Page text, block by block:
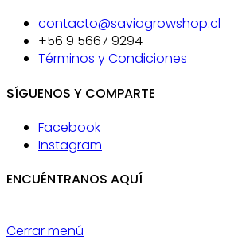
contacto@saviagrowshop.cl
+56 9 5667 9294
Términos y Condiciones
SÍGUENOS Y COMPARTE
Facebook
Instagram
ENCUÉNTRANOS AQUÍ
Cerrar menú